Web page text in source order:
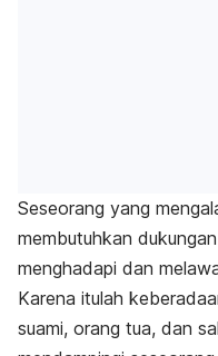
Seseorang yang
membutuhkan
menghadapi dan
Karena itulah
suami, orang tua, dan